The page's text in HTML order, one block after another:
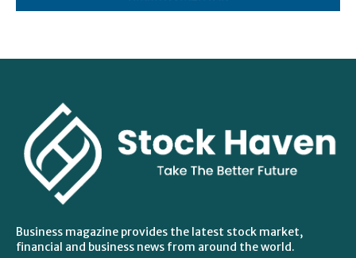
Business magazine provides the latest stock market,
financial and business news from around the world.